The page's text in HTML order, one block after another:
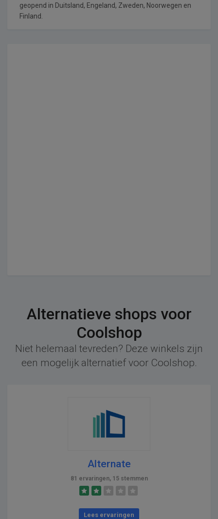
geopend in Duitsland, Engeland, Zweden, Noorwegen en
Finland.
Alternatieve shops voor
Coolshop
Niet helemaal tevreden? Deze winkels zijn
een mogelijk alternatief voor Coolshop.
Alternate
81 ervaringen, 15 stemmen
Lees ervaringen